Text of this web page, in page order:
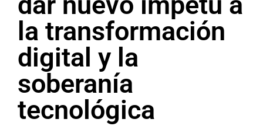
la transformación
digital y la
soberanía
tecnológica